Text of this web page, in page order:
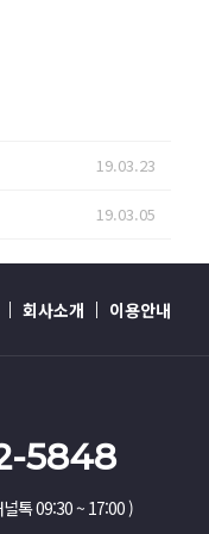
19.03.23
19.03.05
회사소개 이용안내
5848
톡 09:30 ~ 17:00 )